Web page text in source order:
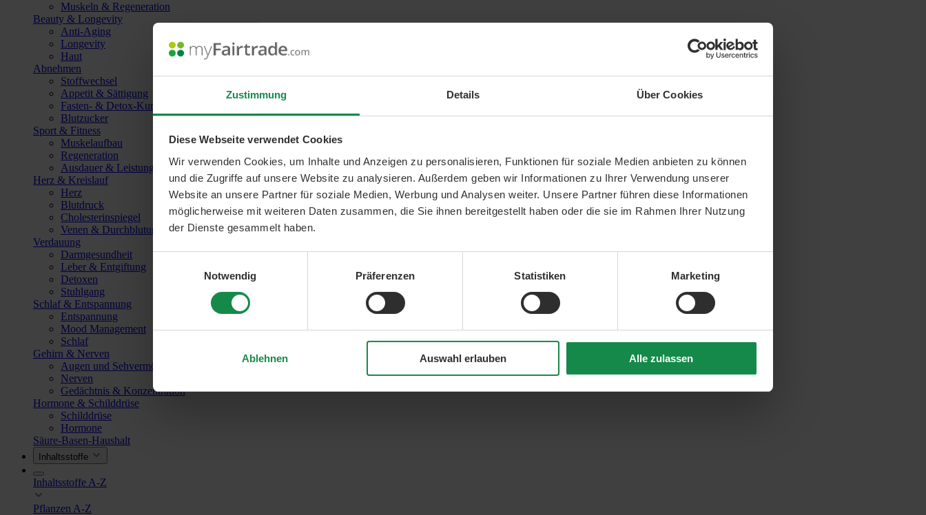
Zustimmung Details Über Cookies
Diese Webseite verwendet Cookies
Wir verwenden Cookies, um Inhalte und Anzeigen zu personalisieren, Funktionen für soziale Medien anbieten zu können
und die Zugriffe auf unsere Website zu analysieren. Außerdem geben wir Informationen zu Ihrer Verwendung unserer
Website an unsere Partner für soziale Medien, Werbung und Analysen weiter. Unsere Partner führen diese Informationen
möglicherweise mit weiteren Daten zusammen, die Sie ihnen bereitgestellt haben oder die sie im Rahmen Ihrer Nutzung
der Dienste gesammelt haben.
Notwendig
Präferenzen Statistiken Marketing
Ablehnen Auswahl erlauben Alle zulassen
Muskeln & Regeneration
Beauty & Longevity
Anti-Aging
Longevity
Haut
Abnehmen
Stoffwechsel
Appetit & Sättigung
Fasten- & Detox-Kuren
Blutzucker
Sport & Fitness
Muskelaufbau
Regeneration
Ausdauer & Leistungssteigerung
Herz & Kreislauf
Herz
Blutdruck
Cholesterinspiegel
Venen & Durchblutung
Verdauung
Darmgesundheit
Leber & Entgiftung
Detoxen
Stuhlgang
Schlaf & Entspannung
Entspannung
Mood Management
Schlaf
Gehirn & Nerven
Augen und Sehvermögen
Nerven
Gedächtnis & Konzentration
Hormone & Schilddrüse
Schilddrüse
Hormone
Säure-Basen-Haushalt
Inhaltsstoffe
Inhaltsstoffe A-Z
Pflanzen A-Z